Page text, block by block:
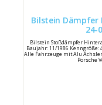
Bilstein Dämpfer
Bilstein Stoßdämpfer
Baujahr: 11/1986
Alle Fahrzeuge mit Alu
Porsche